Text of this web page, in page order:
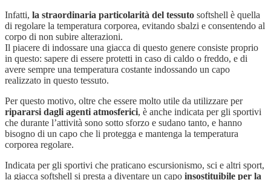
Infatti, la straordinaria particolarità del tessuto softshell è quella
di regolare la temperatura corporea, evitando sbalzi e consentendo al
corpo di non subire alterazioni.
Il piacere di indossare una giacca di questo genere consiste proprio
in questo: sapere di essere protetti in caso di caldo o freddo, e di
avere sempre una temperatura costante indossando un capo
realizzato in questo tessuto.
Per questo motivo, oltre che essere molto utile da utilizzare per
ripararsi dagli agenti atmosferici, è anche indicata per gli sportivi
che durante l’attività sono sotto sforzo e sudano tanto, e hanno
bisogno di un capo che li protegga e mantenga la temperatura
corporea regolare.
Indicata per gli sportivi che praticano escursionismo, sci e altri sport,
la giacca softshell si presta a diventare un capo insostituibile per la